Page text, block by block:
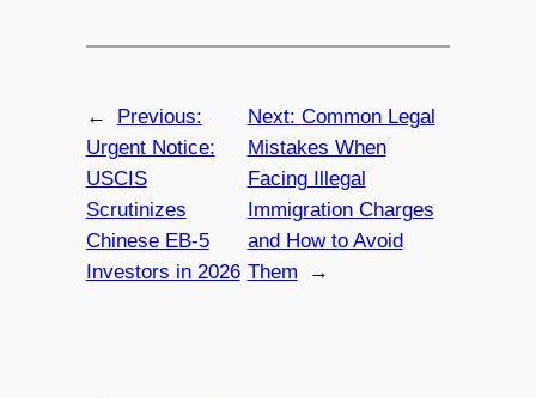
←
Previous:
Urgent Notice:
USCIS
Scrutinizes
Chinese EB-5
Investors in 2026
Next: Common Legal
Mistakes When
Facing Illegal
Immigration Charges
and How to Avoid
Them
→